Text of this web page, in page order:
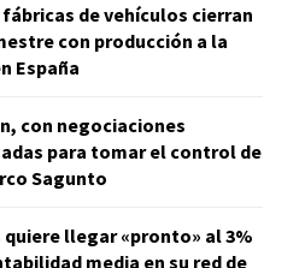
fábricas de vehículos cierran
con producción a la
España
con negociaciones
para tomar el control de
Sagunto
quiere llegar «pronto» al 3%
media en su red de